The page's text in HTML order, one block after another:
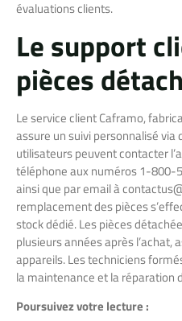
évaluations clients.
Le support
pièces
Le service client Caframo,
assure un suivi personnalisé via
utilisateurs peuvent contacter
téléphone aux numéros 1-
ainsi que par email à
remplacement des pièces
stock dédié. Les pièces
plusieurs années après l’achat,
appareils. Les techniciens
la maintenance et la réparation
Poursuivez votre lecture :